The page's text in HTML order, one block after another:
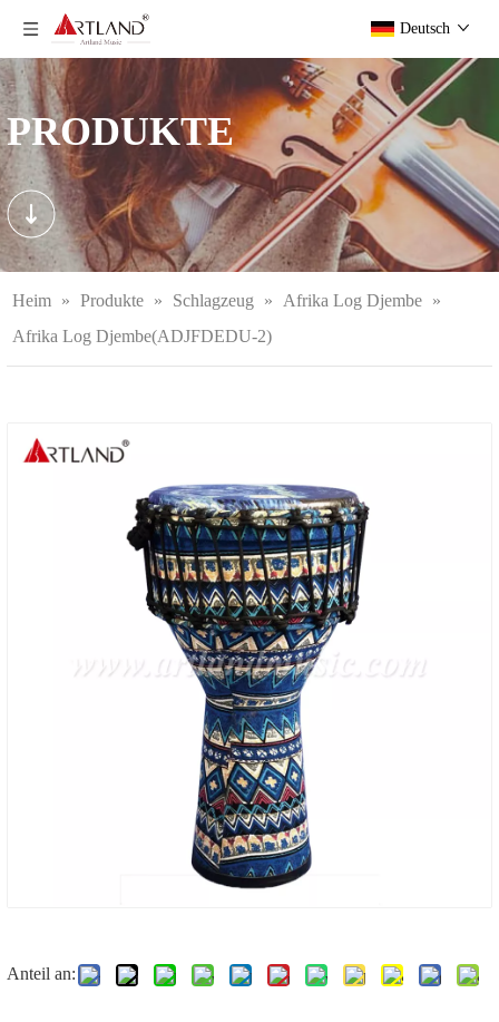
Deutsch
PRODUKTE
Heim » Produkte » Schlagzeug » Afrika Log Djembe »
Afrika Log Djembe(ADJFDEDU-2)
Anteil an: